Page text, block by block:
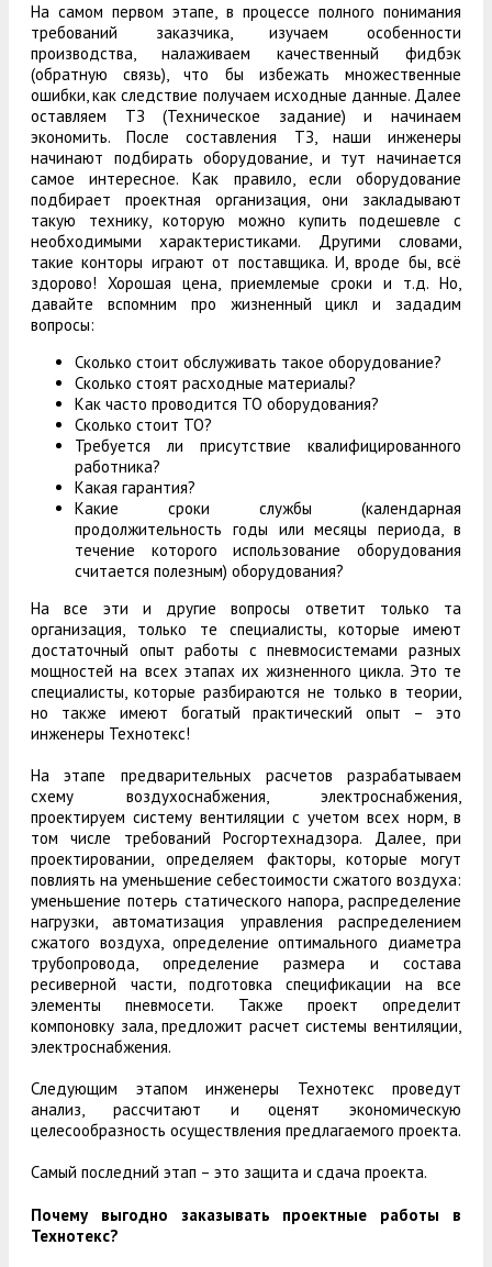
На самом первом этапе, в процессе полного понимания
требований заказчика, изучаем особенности
производства, налаживаем качественный фидбэк
(обратную связь), что бы избежать множественные
ошибки, как следствие получаем исходные данные. Далее
оставляем ТЗ (Техническое задание) и начинаем
экономить. После составления ТЗ, наши инженеры
начинают подбирать оборудование, и тут начинается
самое интересное. Как правило, если оборудование
подбирает проектная организация, они закладывают
такую технику, которую можно купить подешевле с
необходимыми характеристиками. Другими словами,
такие конторы играют от поставщика. И, вроде бы, всё
здорово! Хорошая цена, приемлемые сроки и т.д. Но,
давайте вспомним про жизненный цикл и зададим
вопросы:
Сколько стоит обслуживать такое оборудование?
Сколько стоят расходные материалы?
Как часто проводится ТО оборудования?
Сколько стоит ТО?
Требуется ли присутствие квалифицированного
работника?
Какая гарантия?
Какие сроки службы (календарная
продолжительность годы или месяцы периода, в
течение которого использование оборудования
считается полезным) оборудования?
На все эти и другие вопросы ответит только та
организация, только те специалисты, которые имеют
достаточный опыт работы с пневмосистемами разных
мощностей на всех этапах их жизненного цикла. Это те
специалисты, которые разбираются не только в теории,
но также имеют богатый практический опыт – это
инженеры Технотекс!
На этапе предварительных расчетов разрабатываем
схему воздухоснабжения, электроснабжения,
проектируем систему вентиляции с учетом всех норм, в
том числе требований Росгортехнадзора. Далее, при
проектировании, определяем факторы, которые могут
повлиять на уменьшение себестоимости сжатого воздуха:
уменьшение потерь статического напора, распределение
нагрузки, автоматизация управления распределением
сжатого воздуха, определение оптимального диаметра
трубопровода, определение размера и состава
ресиверной части, подготовка спецификации на все
элементы пневмосети. Также проект определит
компоновку зала, предложит расчет системы вентиляции,
электроснабжения.
Следующим этапом инженеры Технотекс проведут
анализ, рассчитают и оценят экономическую
целесообразность осуществления предлагаемого проекта.
Самый последний этап – это защита и сдача проекта.
Почему выгодно заказывать проектные работы в
Технотекс?